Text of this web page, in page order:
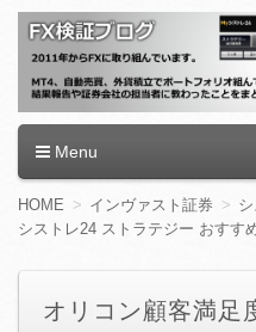
FX検証ブロ
Menu
コ
ン
へ
HOME インヴァスト証券
シストレ24 ストラテジー おすす
オリコン顧客満足